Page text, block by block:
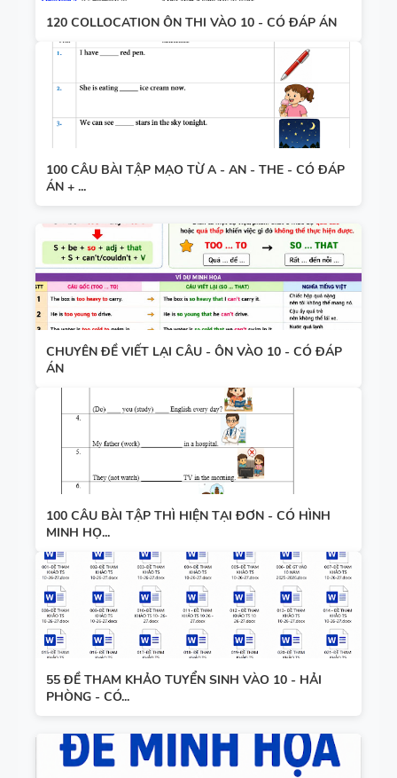
120 COLLOCATION ÔN THI VÀO 10 - CÓ ĐÁP ÁN
100 CÂU BÀI TẬP MẠO TỪ A - AN - THE - CÓ ĐÁP
ÁN + ...
CHUYÊN ĐỀ VIẾT LẠI CÂU - ÔN VÀO 10 - CÓ ĐÁP
ÁN
100 CÂU BÀI TẬP THÌ HIỆN TẠI ĐƠN - CÓ HÌNH
MINH HỌ...
55 ĐỀ THAM KHẢO TUYỂN SINH VÀO 10 - HẢI
PHÒNG - CÓ...